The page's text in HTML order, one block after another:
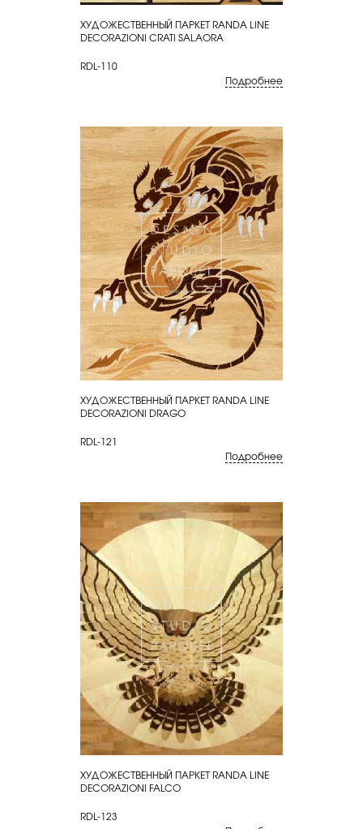
КУПИТЬ
ХУДОЖЕСТВЕННЫЙ ПАРКЕТ RANDA LINE
DECORAZIONI CRATI SALAORA
RDL-110
Подробнее
КУПИТЬ
ХУДОЖЕСТВЕННЫЙ ПАРКЕТ RANDA LINE
DECORAZIONI DRAGO
RDL-121
Подробнее
КУПИТЬ
ХУДОЖЕСТВЕННЫЙ ПАРКЕТ RANDA LINE
DECORAZIONI FALCO
RDL-123